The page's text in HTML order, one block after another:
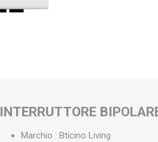
INTERRUTTORE
Marchio : Bticino Living